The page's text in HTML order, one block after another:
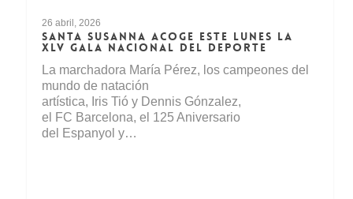
26 abril, 2026
SANTA SUSANNA ACOGE ESTE LUNES LA
XLV GALA NACIONAL DEL DEPORTE
La marchadora María Pérez, los campeones del
mundo de natación
artística, Iris Tió y Dennis Gónzalez,
el FC Barcelona, el 125 Aniversario
del Espanyol y…